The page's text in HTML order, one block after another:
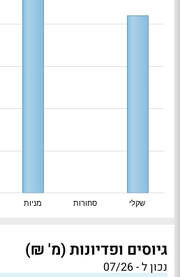
מניות סחורות שקלי
גיוסים ופדיונות (מ' ₪)
נכון ל - 07/26